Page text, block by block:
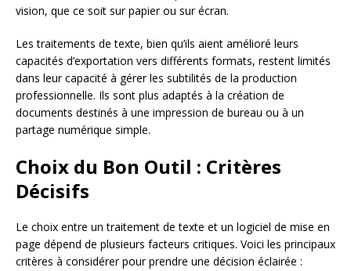
vision, que ce soit sur papier ou sur écran.
Les traitements de texte, bien qu’ils aient amélioré leurs
capacités d’exportation vers différents formats, restent limités
dans leur capacité à gérer les subtilités de la production
professionnelle. Ils sont plus adaptés à la création de
documents destinés à une impression de bureau ou à un
partage numérique simple.
Choix du Bon Outil : Critères
Décisifs
Le choix entre un traitement de texte et un logiciel de mise en
page dépend de plusieurs facteurs critiques. Voici les principaux
critères à considérer pour prendre une décision éclairée :